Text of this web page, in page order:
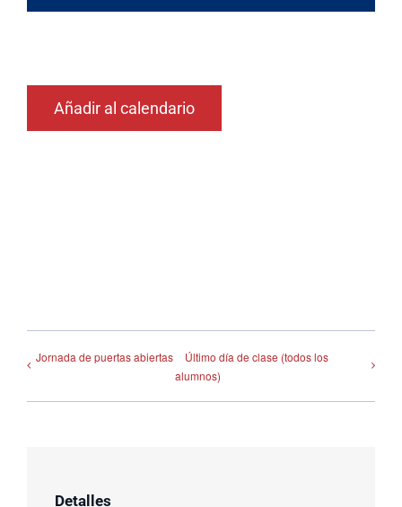
Añadir al calendario
Jornada de puertas abiertas
Último día de clase (todos los
alumnos)
Detalles